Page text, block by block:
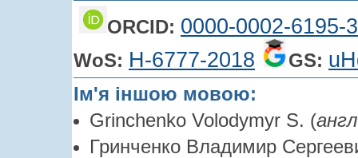
ORCID: 0000-0002-6195-
WoS: H-6777-2018 GS:
Ім'я іншою мовою:
Grinchenko Volodymyr S. (
Гринченко Владимир